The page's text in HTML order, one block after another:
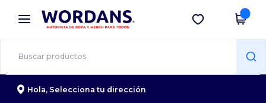
× App de Wordans
¡Mejores precios en app!
Descargar app
Hola, Selecciona tu dirección